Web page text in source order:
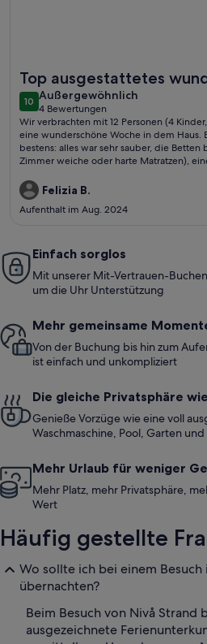
Top ausgestattetes
Haus
1010 von 10
Außergewöhnlich
außergewöhnlich
4 Bewertungen
(4
bewertungen)
Wir verbrachten mit 12 Personen (4
eine wunderschöne Woche in dem Haus.
bestens: alles war sehr sauber, die
Zimmer weiche oder harte Matratzen),
Unterkunft liess keine Wünsche offen :).
Felizia B.
Aufenthalt im Aug. 2024
Einfach sorglos
Mit unserer Mit-Vertrauen-
um die Uhr Unterstützung
Mehr gemeinsame
Von der Buchung bis hin zum
ist einfach und unkompliziert
Die gleiche Privatsphäre
Genieße Vorzüge wie eine voll
Waschmaschine, Pool, Garten
Mehr Urlaub für weniger
Mehr Platz, mehr Privatsphäre,
Wert
Häufig gestellte
Wo sollte ich bei einem Besuch
übernachten?
Beim Besuch von Nivå
ausgezeichnete